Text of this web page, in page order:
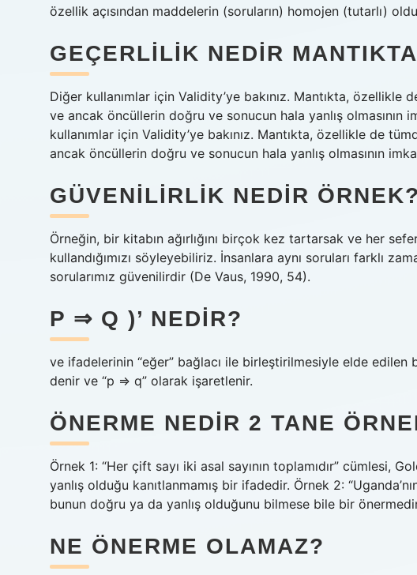
özellik açısından maddelerin (soruların) homojen (tutarlı)
GEÇERLILIK NEDIR
Diğer kullanımlar için Validity’ye bakınız. Mantıkta,
ve ancak öncüllerin doğru ve sonucun hala yanlış olmasının
kullanımlar için Validity’ye bakınız. Mantıkta, özellikle de
ancak öncüllerin doğru ve sonucun hala yanlış olmasının
GÜVENILIRLIK NEDIR ÖRNEK?
Örneğin, bir kitabın ağırlığını birçok kez tartarsak ve her
kullandığımızı söyleyebiliriz. İnsanlara aynı soruları farklı
sorularımız güvenilirdir (De Vaus, 1990, 54).
P ⇒ Q )’ NEDIR?
ve ifadelerinin “eğer” bağlacı ile birleştirilmesiyle elde
denir ve “p ⇒ q” olarak işaretlenir.
ÖNERME NEDIR 2 TANE
Örnek 1: “Her çift sayı iki asal sayının toplamıdır” cümlesi,
yanlış olduğu kanıtlanmamış bir ifadedir. Örnek 2:
bunun doğru ya da yanlış olduğunu bilmese bile bir
NE ÖNERME OLAMAZ?